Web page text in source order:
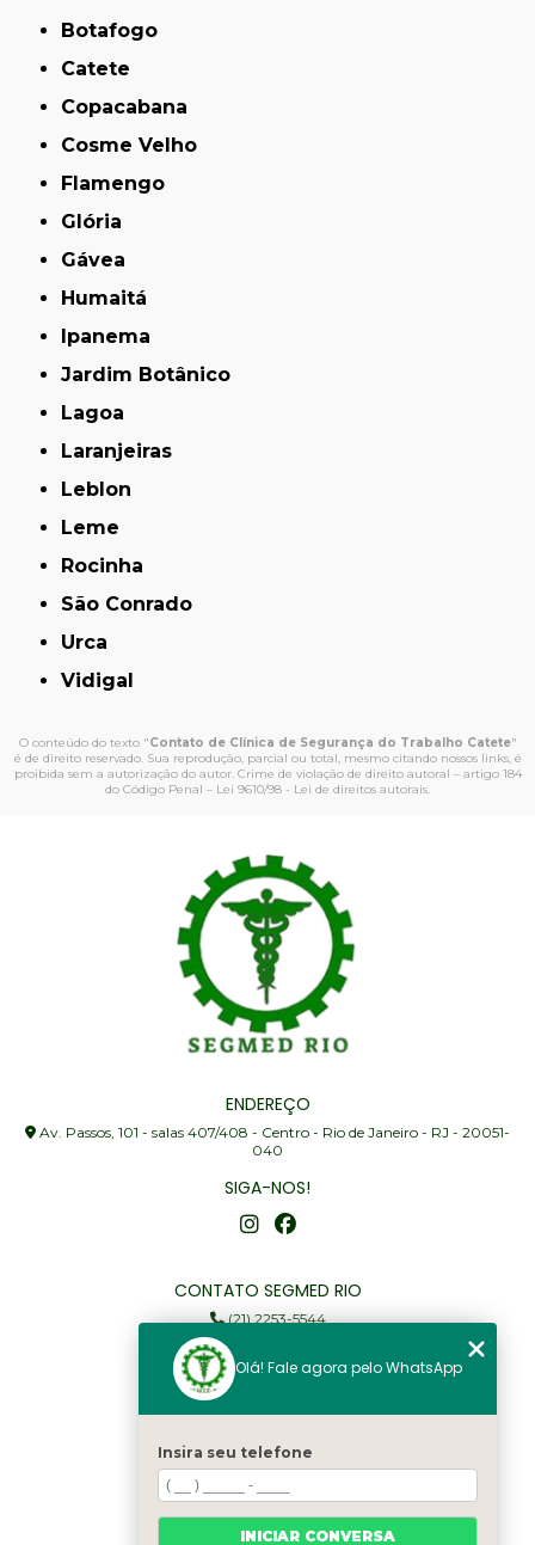
Botafogo
Catete
Copacabana
Cosme Velho
Flamengo
Glória
Gávea
Humaitá
Ipanema
Jardim Botânico
Lagoa
Laranjeiras
Leblon
Leme
Rocinha
São Conrado
Urca
Vidigal
O conteúdo do texto "Contato de Clínica de Segurança do Trabalho Catete"
é de direito reservado. Sua reprodução, parcial ou total, mesmo citando nossos links, é
proibida sem a autorização do autor. Crime de violação de direito autoral – artigo 184
do Código Penal – Lei 9610/98 - Lei de direitos autorais.
ENDEREÇO
Av. Passos, 101 - salas 407/408 - Centro - Rio de Janeiro - RJ - 20051-
040
SIGA-NOS!
CONTATO SEGMED RIO
(21) 2253-5544
(21) 97905-3352
segmed@segmedrio.com.br
Home
Institucional
Serviços
Olá! Fale agora pelo WhatsApp
Insira seu telefone
INICIAR CONVERSA